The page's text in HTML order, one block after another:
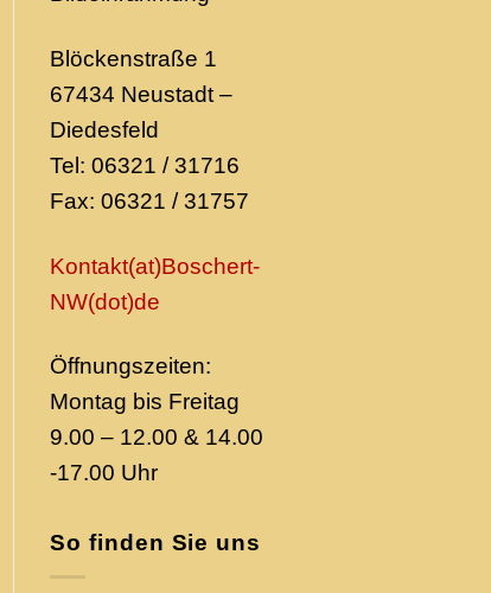
Blöckenstraße 1
67434 Neustadt –
Diedesfeld
Tel: 06321 / 31716
Fax: 06321 / 31757
Kontakt(at)Boschert-
NW(dot)de
Öffnungszeiten:
Montag bis Freitag
9.00 – 12.00 & 14.00
-17.00 Uhr
So finden Sie uns